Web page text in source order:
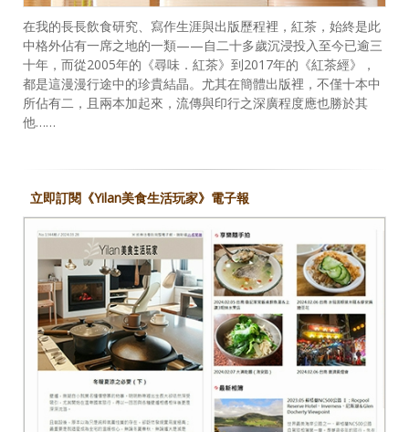
在我的長長飲食研究、寫作生涯與出版歷程裡，紅茶，始終是此
中格外佔有一席之地的一類——自二十多歲沉浸投入至今已逾三
十年，而從2005年的《尋味．紅茶》到2017年的《紅茶經》，
都是這漫漫行途中的珍貴結晶。尤其在簡體出版裡，不僅十本中
所佔有二，且兩本加起來，流傳與印行之深廣程度應也勝於其
他……
立即訂閱《Yilan美食生活玩家》電子報